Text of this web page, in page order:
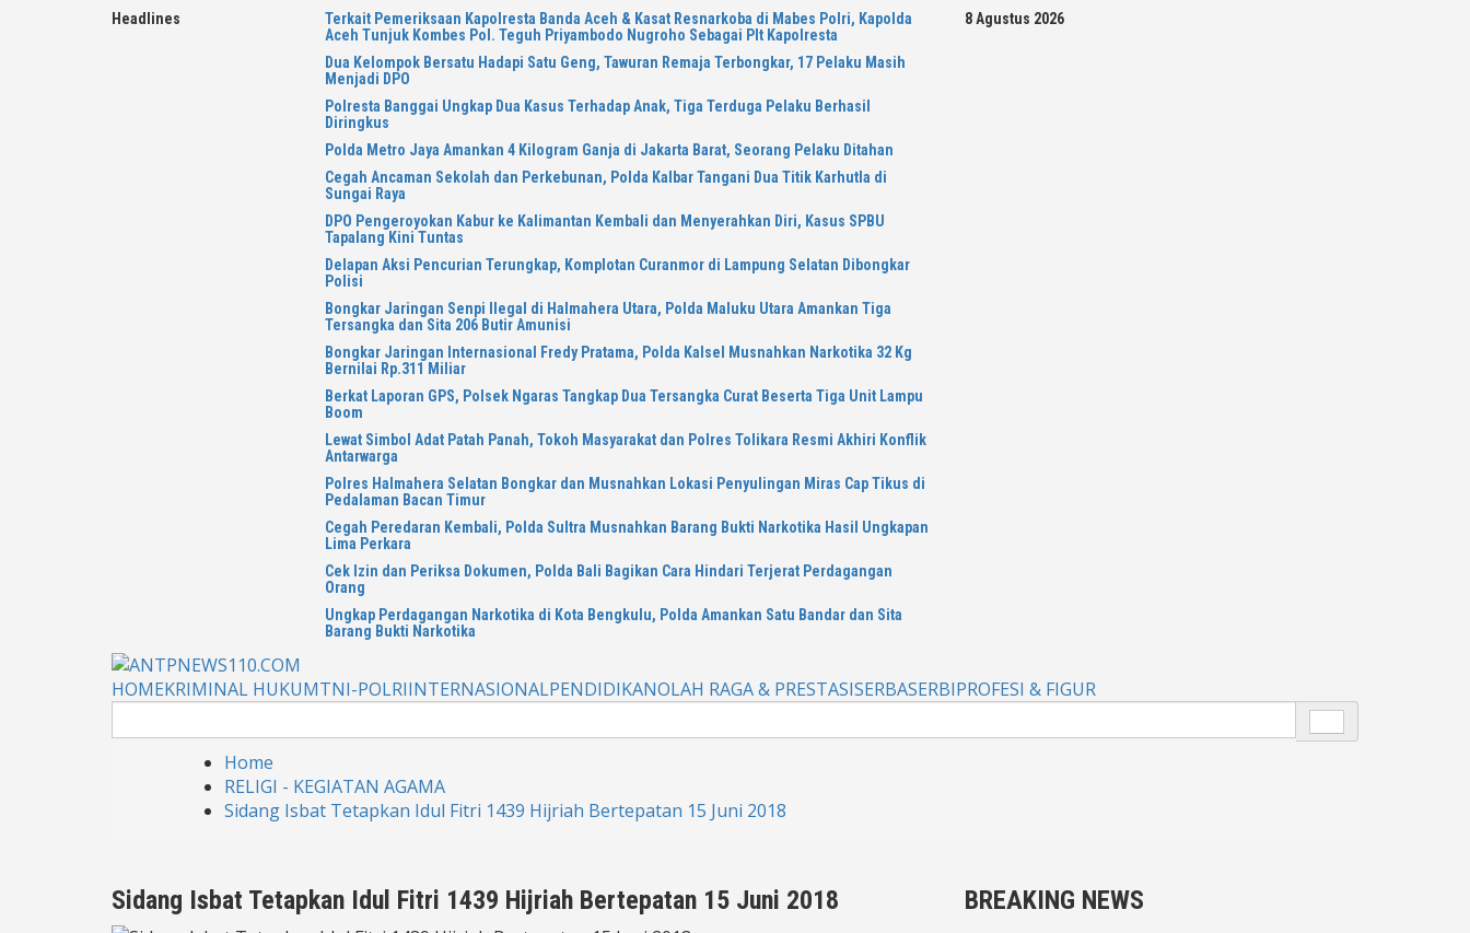
Headlines
Terkait Pemeriksaan Kapolresta Banda Aceh & Kasat Resnarkoba di Mabes Polri, Kapolda
Aceh Tunjuk Kombes Pol. Teguh Priyambodo Nugroho Sebagai Plt Kapolresta
Dua Kelompok Bersatu Hadapi Satu Geng, Tawuran Remaja Terbongkar, 17 Pelaku Masih
Menjadi DPO
Polresta Banggai Ungkap Dua Kasus Terhadap Anak, Tiga Terduga Pelaku Berhasil
Diringkus
Polda Metro Jaya Amankan 4 Kilogram Ganja di Jakarta Barat, Seorang Pelaku Ditahan
Cegah Ancaman Sekolah dan Perkebunan, Polda Kalbar Tangani Dua Titik Karhutla di
Sungai Raya
DPO Pengeroyokan Kabur ke Kalimantan Kembali dan Menyerahkan Diri, Kasus SPBU
Tapalang Kini Tuntas
Delapan Aksi Pencurian Terungkap, Komplotan Curanmor di Lampung Selatan Dibongkar
Polisi
Bongkar Jaringan Senpi Ilegal di Halmahera Utara, Polda Maluku Utara Amankan Tiga
Tersangka dan Sita 206 Butir Amunisi
Bongkar Jaringan Internasional Fredy Pratama, Polda Kalsel Musnahkan Narkotika 32 Kg
Bernilai Rp.311 Miliar
Berkat Laporan GPS, Polsek Ngaras Tangkap Dua Tersangka Curat Beserta Tiga Unit Lampu
Boom
Lewat Simbol Adat Patah Panah, Tokoh Masyarakat dan Polres Tolikara Resmi Akhiri Konflik
Antarwarga
Polres Halmahera Selatan Bongkar dan Musnahkan Lokasi Penyulingan Miras Cap Tikus di
Pedalaman Bacan Timur
Cegah Peredaran Kembali, Polda Sultra Musnahkan Barang Bukti Narkotika Hasil Ungkapan
Lima Perkara
Cek Izin dan Periksa Dokumen, Polda Bali Bagikan Cara Hindari Terjerat Perdagangan
Orang
Ungkap Perdagangan Narkotika di Kota Bengkulu, Polda Amankan Satu Bandar dan Sita
Barang Bukti Narkotika
8 Agustus 2026
HOMEKRIMINAL HUKUMTNI-POLRIINTERNASIONALPENDIDIKANOLAH RAGA & PRESTASISERBASERBIPROFESI & FIGUR
for:
Home
RELIGI - KEGIATAN AGAMA
Sidang Isbat Tetapkan Idul Fitri 1439 Hijriah Bertepatan 15 Juni 2018
Sidang Isbat Tetapkan Idul Fitri 1439 Hijriah Bertepatan 15 Juni 2018 BREAKING NEWS